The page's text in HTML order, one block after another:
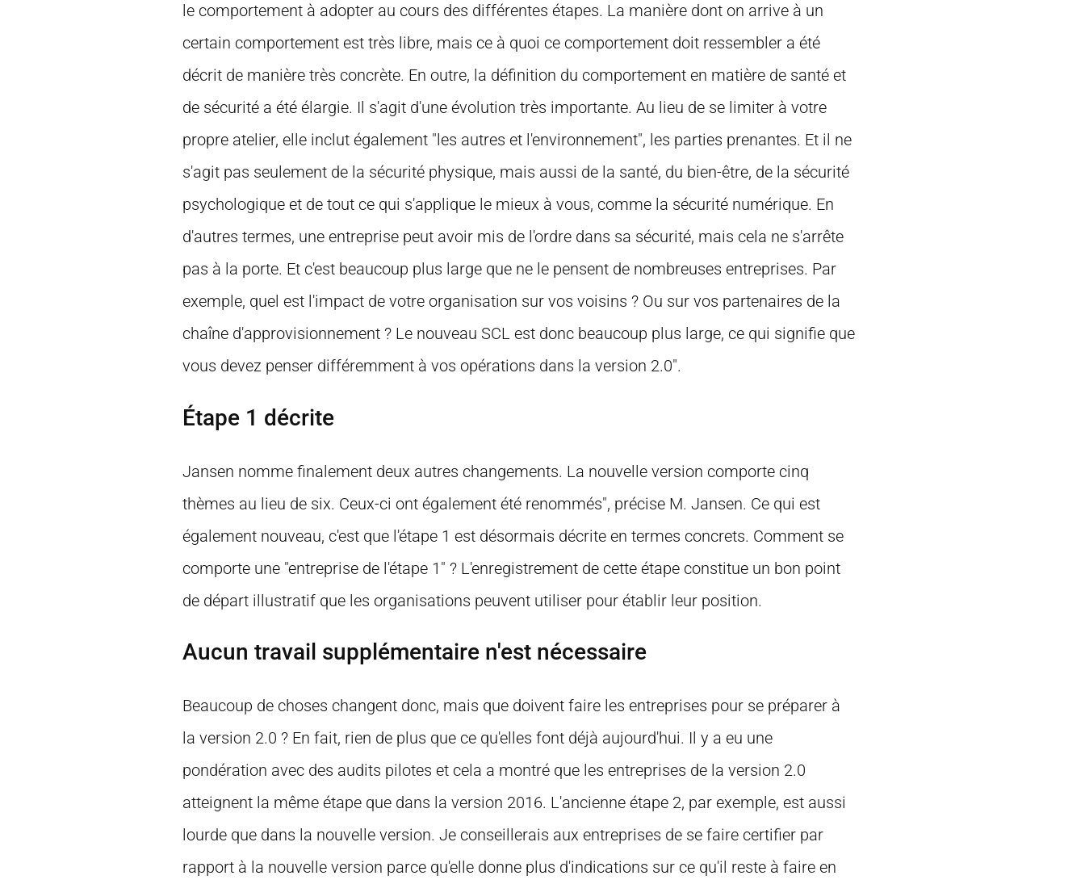
le comportement à adopter au cours des différentes étapes. La manière dont on arrive à un
certain comportement est très libre, mais ce à quoi ce comportement doit ressembler a été
décrit de manière très concrète. En outre, la définition du comportement en matière de santé et
de sécurité a été élargie. Il s'agit d'une évolution très importante. Au lieu de se limiter à votre
propre atelier, elle inclut également "les autres et l'environnement", les parties prenantes. Et il ne
s'agit pas seulement de la sécurité physique, mais aussi de la santé, du bien-être, de la sécurité
psychologique et de tout ce qui s'applique le mieux à vous, comme la sécurité numérique. En
d'autres termes, une entreprise peut avoir mis de l'ordre dans sa sécurité, mais cela ne s'arrête
pas à la porte. Et c'est beaucoup plus large que ne le pensent de nombreuses entreprises. Par
exemple, quel est l'impact de votre organisation sur vos voisins ? Ou sur vos partenaires de la
chaîne d'approvisionnement ? Le nouveau SCL est donc beaucoup plus large, ce qui signifie que
vous devez penser différemment à vos opérations dans la version 2.0".
Étape 1 décrite
Jansen nomme finalement deux autres changements. La nouvelle version comporte cinq
thèmes au lieu de six. Ceux-ci ont également été renommés", précise M. Jansen. Ce qui est
également nouveau, c'est que l'étape 1 est désormais décrite en termes concrets. Comment se
comporte une "entreprise de l'étape 1" ? L'enregistrement de cette étape constitue un bon point
de départ illustratif que les organisations peuvent utiliser pour établir leur position.
Aucun travail supplémentaire n'est nécessaire
Beaucoup de choses changent donc, mais que doivent faire les entreprises pour se préparer à
la version 2.0 ? En fait, rien de plus que ce qu'elles font déjà aujourd'hui. Il y a eu une
pondération avec des audits pilotes et cela a montré que les entreprises de la version 2.0
atteignent la même étape que dans la version 2016. L'ancienne étape 2, par exemple, est aussi
lourde que dans la nouvelle version. Je conseillerais aux entreprises de se faire certifier par
rapport à la nouvelle version parce qu'elle donne plus d'indications sur ce qu'il reste à faire en